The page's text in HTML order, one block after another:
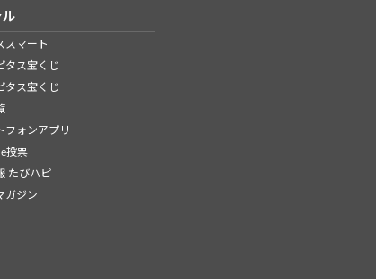
ル
スマート
タス宝くじ
タス宝くじ
フォンアプリ
投票
たびハピ
ガジン